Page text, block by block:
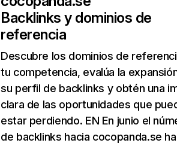
Backlinks y dominios de
referencia
Descubre los dominios de
tu competencia, evalúa la
su perfil de backlinks y obtén una
clara de las oportunidades que
estar perdiendo. EN En junio el
de backlinks hacia cocopanda.se ha